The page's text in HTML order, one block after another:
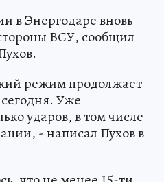
в Энергодаре вновь
ВСУ, сообщил
режим продолжает
Уже
ударов, в том числе
- написал Пухов в